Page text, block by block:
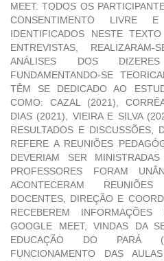
MEET. TODOS OS
CONSENTIMENTO LIVRE
IDENTIFICADOS NESTE
ENTREVISTAS,
ANÁLISES DOS
FUNDAMENTANDO-SE
TÊM SE DEDICADO AO
COMO: CAZAL (2021),
DIAS (2021), VIEIRA E SILVA
RESULTADOS E DISCUSSÕES,
REFERE A REUNIÕES
DEVERIAM SER
PROFESSORES FORAM
ACONTECERAM
DOCENTES, DIREÇÃO E
RECEBEREM
GOOGLE MEET, VINDAS DA
EDUCAÇÃO DO PARÁ
FUNCIONAMENTO DAS